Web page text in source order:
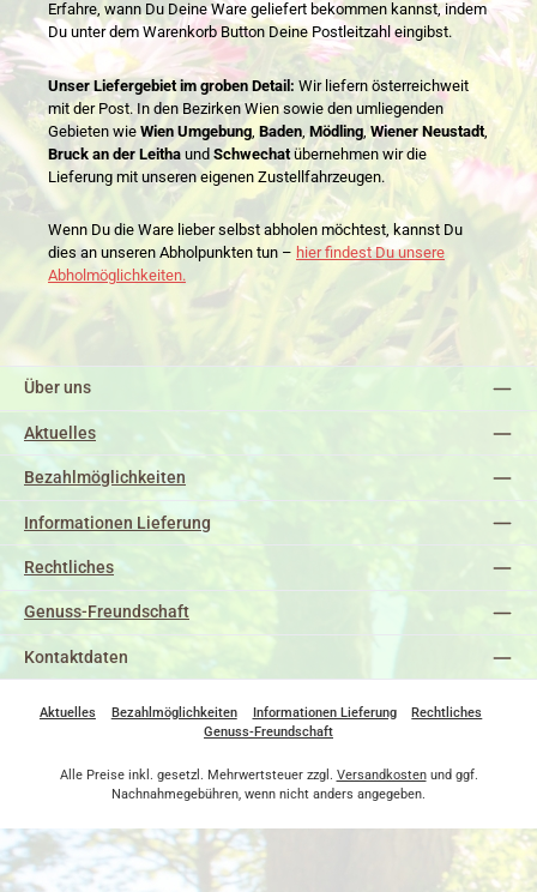
Erfahre, wann Du Deine Ware geliefert bekommen kannst, indem
Du unter dem Warenkorb Button Deine Postleitzahl eingibst.
Unser Liefergebiet im groben Detail: Wir liefern österreichweit
mit der Post. In den Bezirken Wien sowie den umliegenden
Gebieten wie Wien Umgebung Baden Mödling ,Wiener Neustadt,
Bruck an der Leitha und Schwechatübernehmen wir die
Lieferung mit unseren eigenen Zustellfahrzeugen.
Wenn Du die Ware lieber selbst abholen möchtest, kannst Du
dies an unseren Abholpunkten tun – hier findest Du unsere
Abholmöglichkeiten.
Über uns
Aktuelles
Bezahlmöglichkeiten
Informationen Lieferung
Rechtliches
Genuss-Freundschaft
Kontaktdaten
Aktuelles Bezahlmöglichkeiten Informationen Lieferung
Rechtliches
Genuss-Freundschaft
Alle Preise inkl. gesetzl. Mehrwertsteuer zzgl. Versandkostenund ggf.
Nachnahmegebühren, wenn nicht anders angegeben.